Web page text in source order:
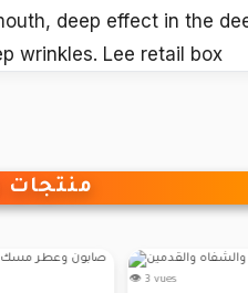
deep effect in the
wrinkles. Lee retail box
منتجات